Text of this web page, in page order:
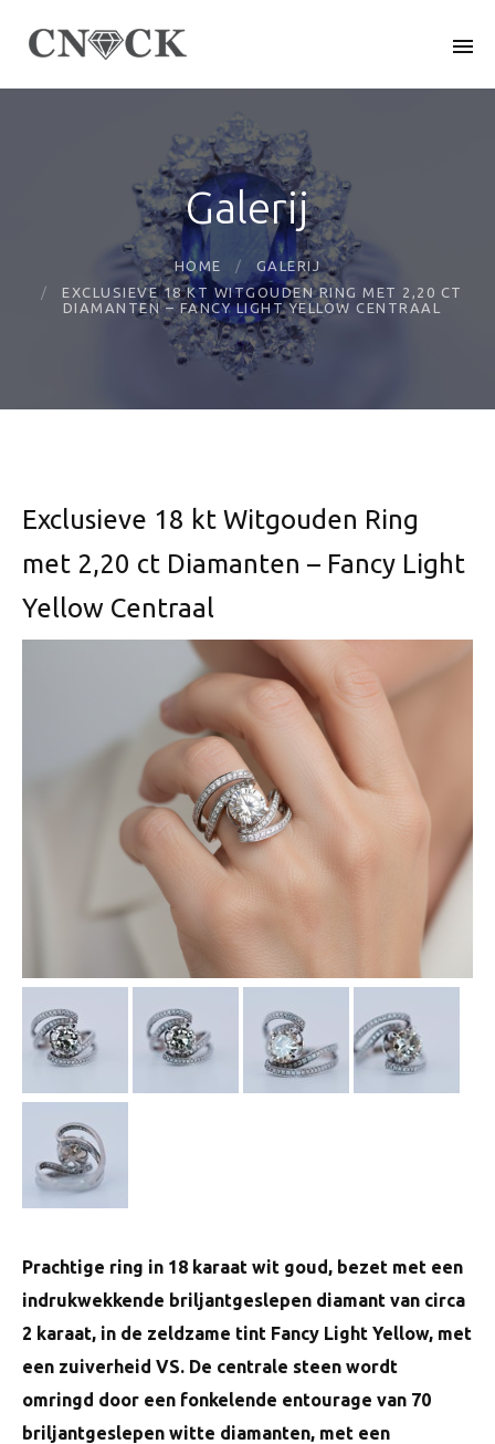
Galerij
HOME
GALERIJ
EXCLUSIEVE 18 KT WITGOUDEN RING MET 2,20 CT
DIAMANTEN – FANCY LIGHT YELLOW CENTRAAL
Exclusieve 18 kt Witgouden Ring
met 2,20 ct Diamanten – Fancy Light
Yellow Centraal
Prachtige ring in 18 karaat wit goud, bezet met een
indrukwekkende briljantgeslepen diamant van circa
2 karaat, in de zeldzame tint Fancy Light Yellow, met
een zuiverheid VS. De centrale steen wordt
omringd door een fonkelende entourage van 70
briljantgeslepen witte diamanten, met een